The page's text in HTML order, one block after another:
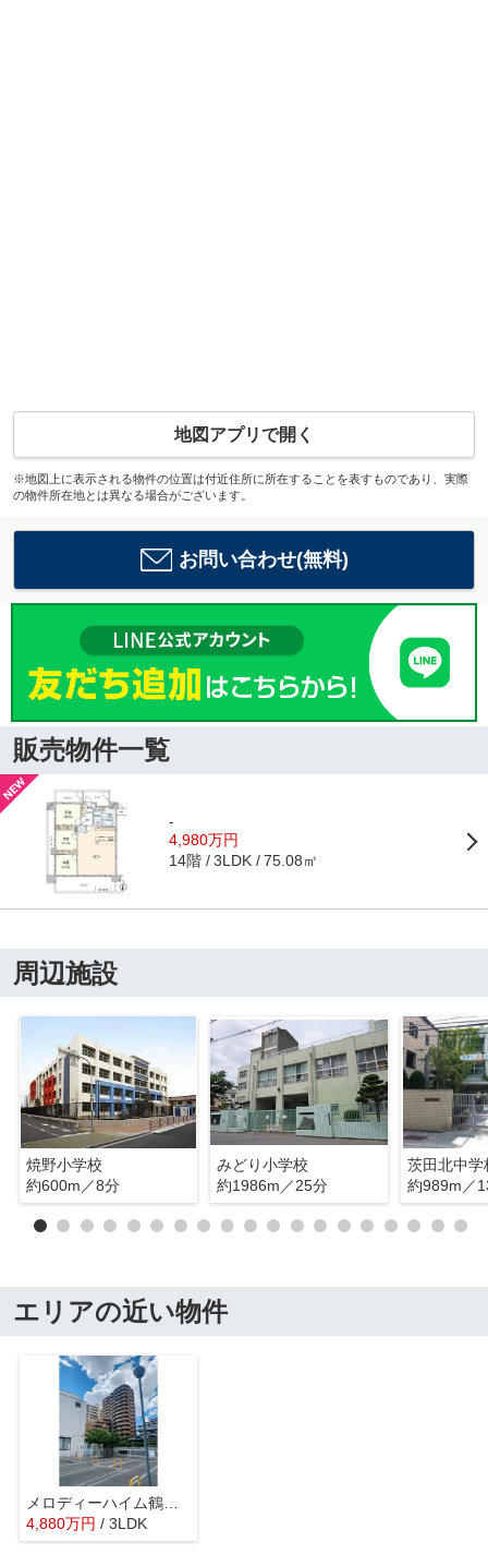
地図アプリで開く
※地図上に表示される物件の位置は付近住所に所在することを表すものであり、実際
の物件所在地とは異なる場合がございます。
お問い合わせ(無料)
販売物件一覧
-
4,980万円
14階 3LDK 75.08㎡
周辺施設
焼野小学校
約600m／8分
みどり小学校
約1986m／25分
茨田北中学
約989m／
エリアの近い物件
メロディーハイム鶴見パークオアシス
4,880万円 / 3LDK